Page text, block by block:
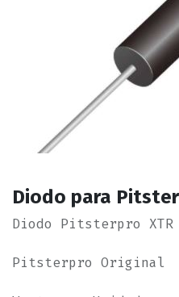
Diodo para
Diodo Pitsterpro XTR
Pitsterpro Original